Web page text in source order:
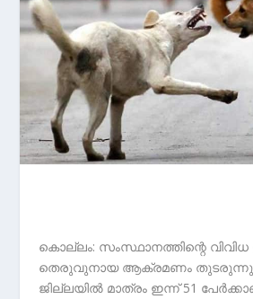
കൊല്ലം: സംസ്ഥാനത്തിന്റെ
തെരുവുനായ ആക്രമണം തുടരുന്നു.
ജില്ലയിൽ മാത്രം ഇന്ന് 51